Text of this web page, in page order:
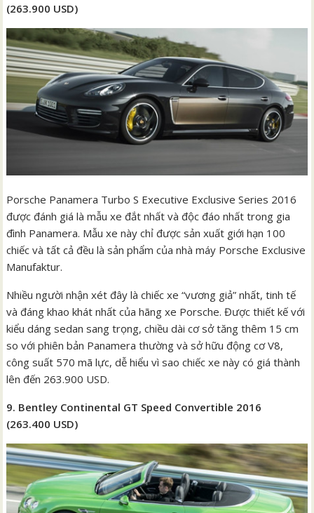
(263.900 USD)
Porsche Panamera Turbo S Executive Exclusive Series 2016
được đánh giá là mẫu xe đắt nhất và độc đáo nhất trong gia
đình Panamera. Mẫu xe này chỉ được sản xuất giới hạn 100
chiếc và tất cả đều là sản phẩm của nhà máy Porsche Exclusive
Manufaktur.
Nhiều người nhận xét đây là chiếc xe “vương giả” nhất, tinh tế
và đáng khao khát nhất của hãng xe Porsche. Được thiết kế với
kiểu dáng sedan sang trọng, chiều dài cơ sở tăng thêm 15 cm
so với phiên bản Panamera thường và sở hữu động cơ V8,
công suất 570 mã lực, dễ hiểu vì sao chiếc xe này có giá thành
lên đến 263.900 USD.
9. Bentley Continental GT Speed Convertible 2016
(263.400 USD)